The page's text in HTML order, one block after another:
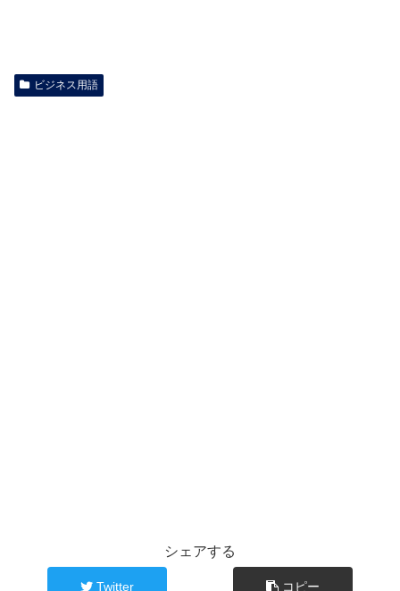
ビジネス用語
シェアする
Twitter コピー